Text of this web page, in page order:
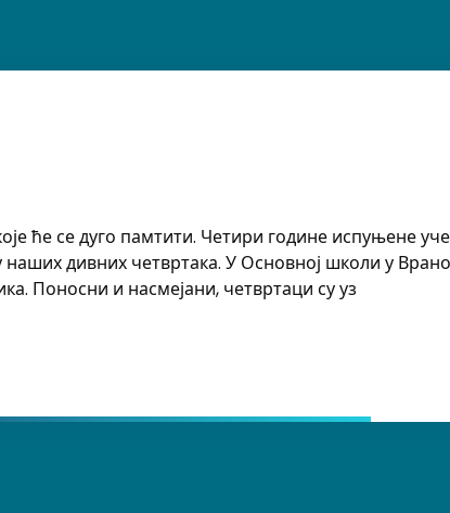
ће се дуго памтити. Четири године испуњене
дивних четвртака. У Основној школи у
Поносни и насмејани, четвртаци су уз